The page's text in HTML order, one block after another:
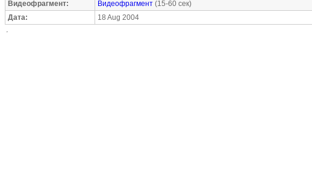
Видеофрагмент:
Видеофрагмент (15-60 сек)
Дата:
18 Aug 2004